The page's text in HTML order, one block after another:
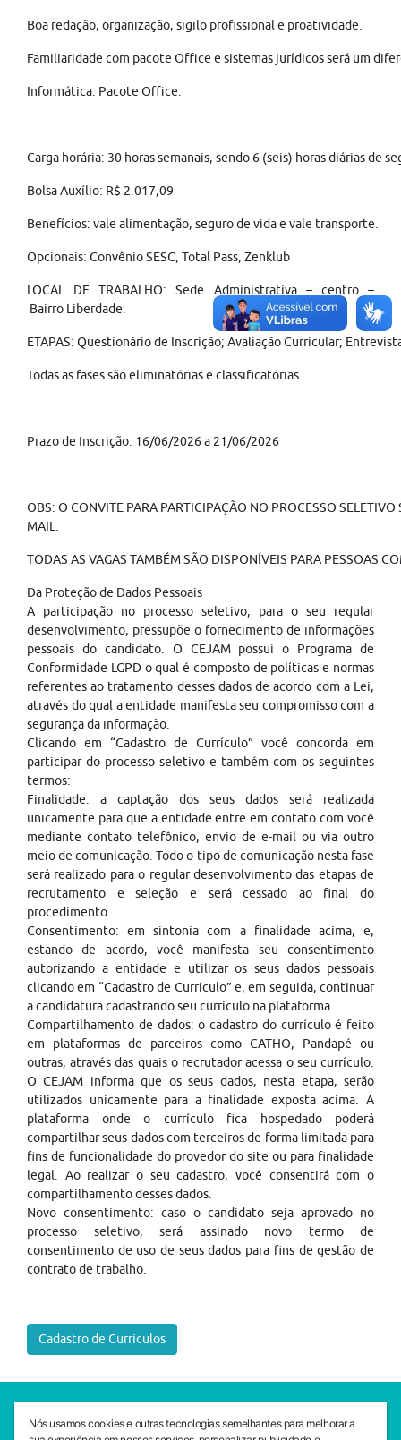
Boa redação, organização, sigilo profissional e proatividade.
Familiaridade com pacote Office e sistemas jurídicos será um
Informática: Pacote Office.
Carga horária: 30 horas semanais, sendo 6 (seis) horas diárias de
Bolsa Auxílio: R$ 2.017,09
Benefícios: vale alimentação, seguro de vida e vale transporte.
Opcionais: Convênio SESC, Total Pass, Zenklub
LOCAL DE TRABALHO: Sede Administrativa – centro –
Bairro Liberdade.
ETAPAS: Questionário de Inscrição; Avaliação Curricular;
Todas as fases são eliminatórias e classificatórias.
Prazo de Inscrição: 16/06/2026 a 21/06/2026
OBS: O CONVITE PARA PARTICIPAÇÃO NO PROCESSO SELETIVO
MAIL.
TODAS AS VAGAS TAMBÉM SÃO DISPONÍVEIS PARA PESSOAS
Da Proteção de Dados Pessoais
A participação no processo seletivo, para o seu regular
desenvolvimento, pressupõe o fornecimento de informações
pessoais do candidato. O CEJAM possui o Programa de
Conformidade LGPD o qual é composto de políticas e normas
referentes ao tratamento desses dados de acordo com a Lei,
através do qual a entidade manifesta seu compromisso com a
segurança da informação.
Clicando em “Cadastro de Currículo” você concorda em
participar do processo seletivo e também com os seguintes
termos:
Finalidade: a captação dos seus dados será realizada
unicamente para que a entidade entre em contato com você
mediante contato telefônico, envio de e-mail ou via outro
meio de comunicação. Todo o tipo de comunicação nesta fase
será realizado para o regular desenvolvimento das etapas de
recrutamento e seleção e será cessado ao final do
procedimento.
Consentimento: em sintonia com a finalidade acima, e,
estando de acordo, você manifesta seu consentimento
autorizando a entidade e utilizar os seus dados pessoais
clicando em “Cadastro de Currículo” e, em seguida, continuar
a candidatura cadastrando seu currículo na plataforma.
Compartilhamento de dados: o cadastro do currículo é feito
em plataformas de parceiros como CATHO, Pandapé ou
outras, através das quais o recrutador acessa o seu currículo.
O CEJAM informa que os seus dados, nesta etapa, serão
utilizados unicamente para a finalidade exposta acima. A
plataforma onde o currículo fica hospedado poderá
compartilhar seus dados com terceiros de forma limitada para
fins de funcionalidade do provedor do site ou para finalidade
legal. Ao realizar o seu cadastro, você consentirá com o
compartilhamento desses dados.
Novo consentimento: caso o candidato seja aprovado no
processo seletivo, será assinado novo termo de
consentimento de uso de seus dados para fins de gestão de
contrato de trabalho.
Cadastro de Curriculos
SEDE CEJAM
Av. da Liberdade, 765, Liberdade, São Paulo, 01503-001
Nós usamos cookies e outras tecnologias semelhantes para melhorar a